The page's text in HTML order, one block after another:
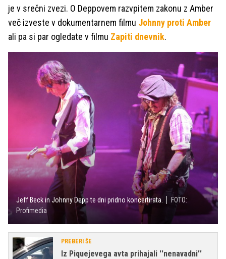
je v srečni zvezi. O Deppovem razvpitem zakonu z Amber
več izveste v dokumentarnem filmu Johnny proti Amber
ali pa si par ogledate v filmu Zapiti dnevnik.
Jeff Beck in Johnny Depp te dni pridno koncertirata.
FOTO:
Profimedia
PREBERI ŠE
Iz Piquejevega avta prihajali ''nenavadni''